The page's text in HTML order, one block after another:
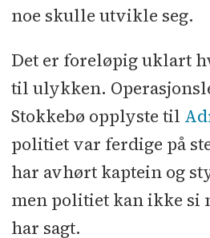
noe skulle utvikle seg.
Det er foreløpig uklart
til ulykken.
Stokkebø opplyste til
politiet var ferdige på
har avhørt kaptein og
men politiet kan ikke si
har sagt.